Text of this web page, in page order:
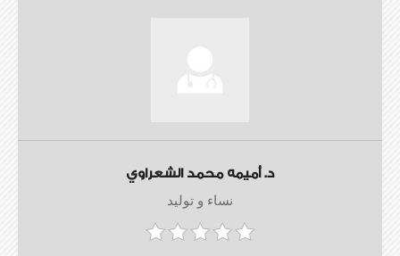
د. أميمه محمد الشعراوي
نساء و توليد